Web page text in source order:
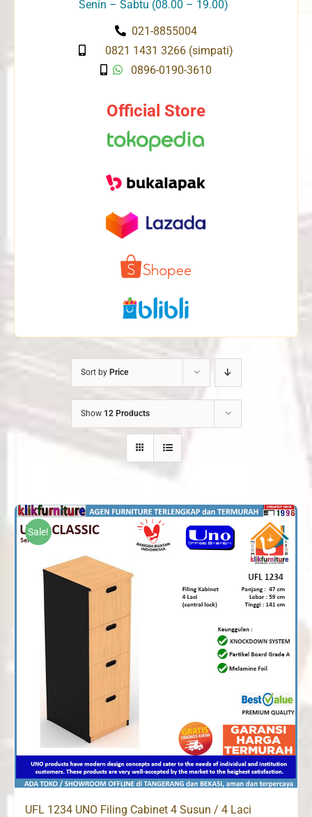
Senin – Sabtu (08.00 – 19.00)
021-8855004
0821 1431 3266 (simpati)
0896-0190-3610
Official Store
Sort by Price
Show 12 Products
Sale!
UFL 1234 UNO Filing Cabinet 4 Susun / 4 Laci